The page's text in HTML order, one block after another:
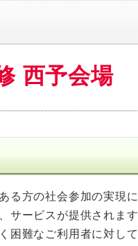
西予会場
る方の社会参加の実現
サービスが提供されます
困難なご利用者に対し